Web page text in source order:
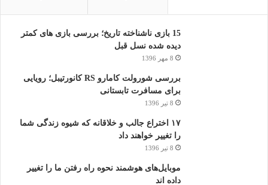
15 بازی ناشناخته تاریخ؛ بررسی بازی های کمتر
دیده شده نسل قبل
8 مهر 1396
بررسی شورولت کامارو RS کانورتیبل؛ رویایی
برای مسافرت تابستانی
8 تیر 1396
۱۷ اختراع جالب و خلاقانه که شیوه زندگی شما
را تغییر خواهند داد
8 تیر 1396
موبایل‌های هوشمند نحوه راه رفتن ما را تغییر
داده اند